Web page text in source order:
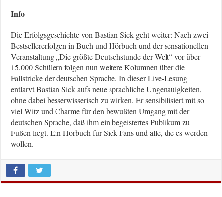
Info
Die Erfolgsgeschichte von Bastian Sick geht weiter: Nach zwei
Bestsellererfolgen in Buch und Hörbuch und der sensationellen
Veranstaltung „Die größte Deutschstunde der Welt“ vor über
15.000 Schülern folgen nun weitere Kolumnen über die
Fallstricke der deutschen Sprache. In dieser Live-Lesung
entlarvt Bastian Sick aufs neue sprachliche Ungenauigkeiten,
ohne dabei besserwisserisch zu wirken. Er sensibilisiert mit so
viel Witz und Charme für den bewußten Umgang mit der
deutschen Sprache, daß ihm ein begeistertes Publikum zu
Füßen liegt. Ein Hörbuch für Sick-Fans und alle, die es werden
wollen.